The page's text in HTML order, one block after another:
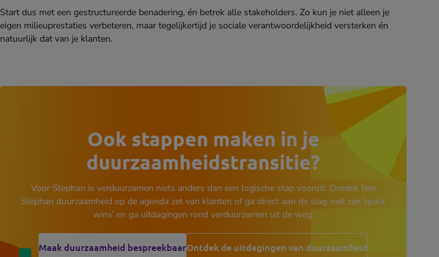
Start dus met een gestructureerde benadering, én betrek alle stakeholders. Zo kun je niet alleen je
eigen milieuprestaties verbeteren, maar tegelijkertijd je sociale verantwoordelijkheid versterken én
natuurlijk dat van je klanten.
Ook stappen maken in je
duurzaamheidstransitie?
Voor Stephan is verduurzamen niets anders dan een logische stap vooruit. Ontdek hoe
Stephan duurzaamheid op de agenda zet van klanten of ga direct aan de slag met zijn ‘quick
wins’ en ga uitdagingen rond verduurzamen uit de weg.
Maak duurzaamheid bespreekbaarOntdek de uitdagingen van duurzaamheid